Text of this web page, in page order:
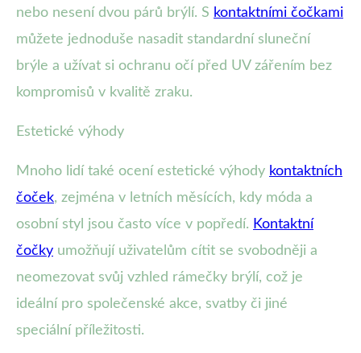
nebo nesení dvou párů brýlí. S kontaktními čočkami
můžete jednoduše nasadit standardní sluneční
brýle a užívat si ochranu očí před UV zářením bez
kompromisů v kvalitě zraku.
Estetické výhody
Mnoho lidí také ocení estetické výhody kontaktních
čoček, zejména v letních měsících, kdy móda a
osobní styl jsou často více v popředí. Kontaktní
čočky umožňují uživatelům cítit se svobodněji a
neomezovat svůj vzhled rámečky brýlí, což je
ideální pro společenské akce, svatby či jiné
speciální příležitosti.